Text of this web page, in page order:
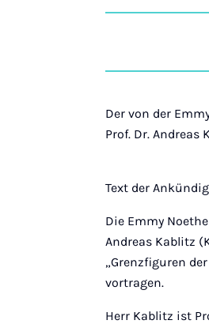
Der von der
Prof. Dr.
Text der
Die Emmy
Andreas Kablitz
„Grenzfiguren
vortragen.
Herr Kablitz ist